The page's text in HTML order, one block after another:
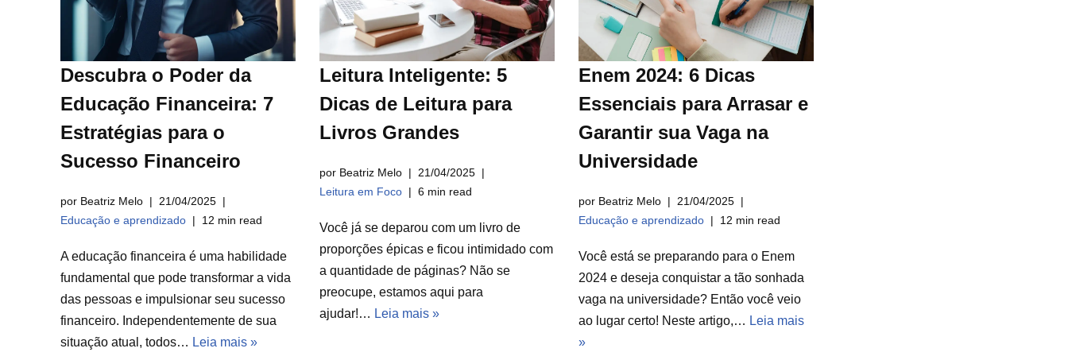
Descubra o Poder da
Educação Financeira: 7
Estratégias para o
Sucesso Financeiro
por Beatriz Melo
21/04/2025
Educação e aprendizado
12 min read
A educação financeira é uma habilidade
fundamental que pode transformar a vida
das pessoas e impulsionar seu sucesso
financeiro. Independentemente de sua
situação atual, todos… Leia mais »
Leitura Inteligente: 5
Dicas de Leitura para
Livros Grandes
por Beatriz Melo
21/04/2025
Leitura em Foco
6 min read
Você já se deparou com um livro de
proporções épicas e ficou intimidado com
a quantidade de páginas? Não se
preocupe, estamos aqui para
ajudar!… Leia mais »
Enem 2024: 6 Dicas
Essenciais para Arrasar e
Garantir sua Vaga na
Universidade
por Beatriz Melo
21/04/2025
Educação e aprendizado
12 min read
Você está se preparando para o Enem
2024 e deseja conquistar a tão sonhada
vaga na universidade? Então você veio
ao lugar certo! Neste artigo,… Leia mais
»